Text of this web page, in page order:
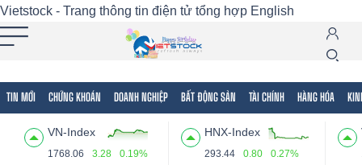
Vietstock - Trang thông tin điện tử tổng hợp English
TIN MỚI CHỨNG KHOÁN DOANH NGHIỆP BẤT ĐỘNG SẢN TÀI CHÍNH HÀNG HÓA
VN-Index
1768.06 3.28 0.19%
HNX-Index
293.44 0.80 0.27%
Tất cả Tính năng Ngành Mã chứng khoán
Tính